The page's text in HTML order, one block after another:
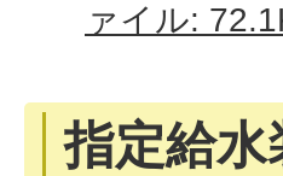
ァイル:
指定給水